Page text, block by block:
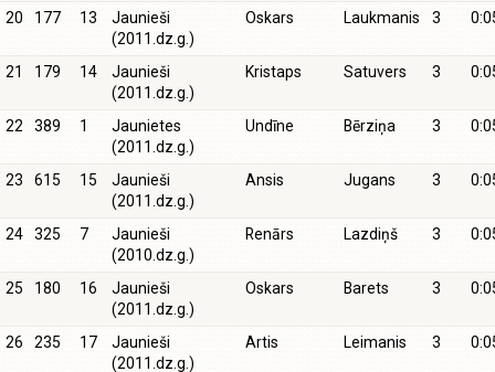
20 177 13
Jaunieši
(2011.dz.g.)
Oskars Laukmanis 3
21 179 14
Jaunieši
(2011.dz.g.)
Kristaps Satuvers 3
22 389 1
Jaunietes
(2011.dz.g.)
Undīne Bērziņa 3
23 615 15
Jaunieši
(2011.dz.g.)
Ansis Jugans 3
24 325 7
Jaunieši
(2010.dz.g.)
Renārs Lazdiņš 3
25 180 16
Jaunieši
(2011.dz.g.)
Oskars Barets 3
26 235 17
Jaunieši
(2011.dz.g.)
Artis Leimanis 3